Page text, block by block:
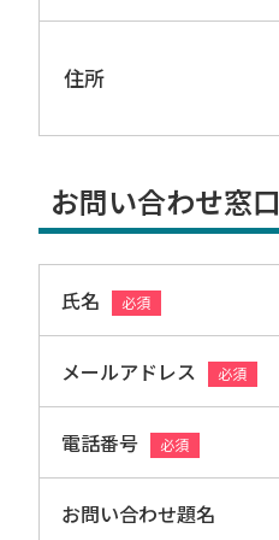
住所
お問い合わせ窓口
氏名 必須
メールアドレス 必須
電話番号 必須
お問い合わせ題名